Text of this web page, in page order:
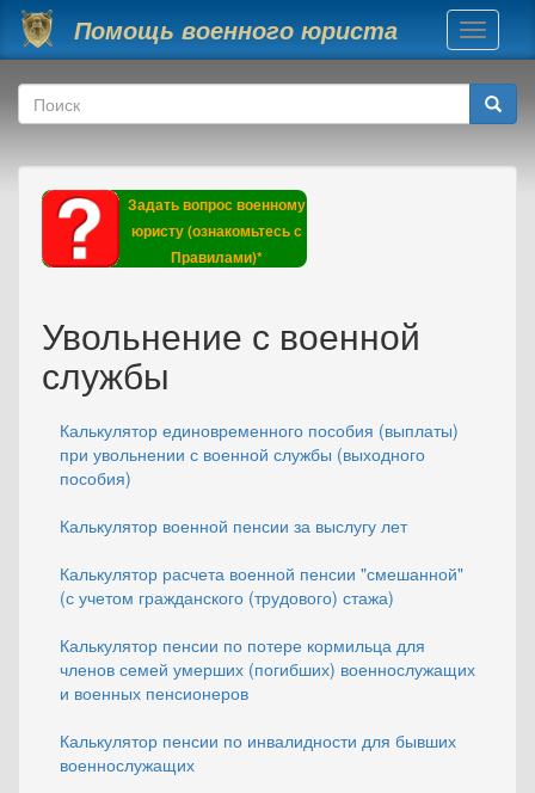
Перейти к основному содержанию
Помощь военного юриста
Toggle
Форма поиска
Поиск
Задать вопрос военному
юристу (ознакомьтесь с
Правилами)*
Увольнение с военной
службы
Калькулятор единовременного пособия (выплаты)
при увольнении с военной службы (выходного
пособия)
Калькулятор военной пенсии за выслугу лет
Калькулятор расчета военной пенсии "смешанной"
(с учетом гражданского (трудового) стажа)
Калькулятор пенсии по потере кормильца для
членов семей умерших (погибших) военнослужащих
и военных пенсионеров
Калькулятор пенсии по инвалидности для бывших
военнослужащих